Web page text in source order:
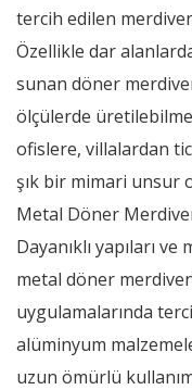
tercih edilen
Özellikle dar
sunan döner
ölçülerde
ofislere, villalardan
şık bir mimari unsur
Metal Döner
Dayanıklı yapıları
metal döner
uygulamalarında
alüminyum
uzun ömürlü